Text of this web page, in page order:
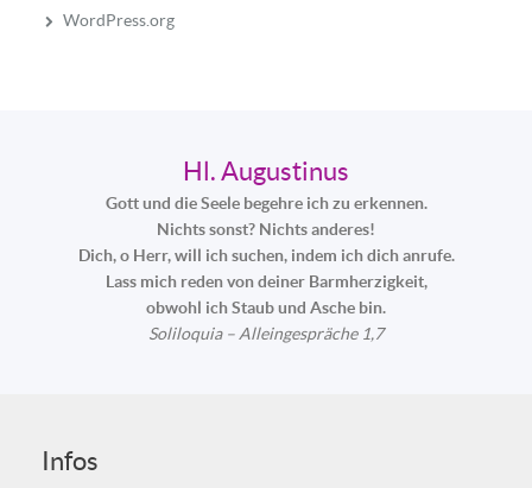
WordPress.org
Hl. Augustinus
Gott und die Seele begehre ich zu erkennen.
Nichts sonst? Nichts anderes!
Dich, o Herr, will ich suchen, indem ich dich anrufe.
Lass mich reden von deiner Barmherzigkeit,
obwohl ich Staub und Asche bin.
Soliloquia – Alleingespräche 1,7
Infos